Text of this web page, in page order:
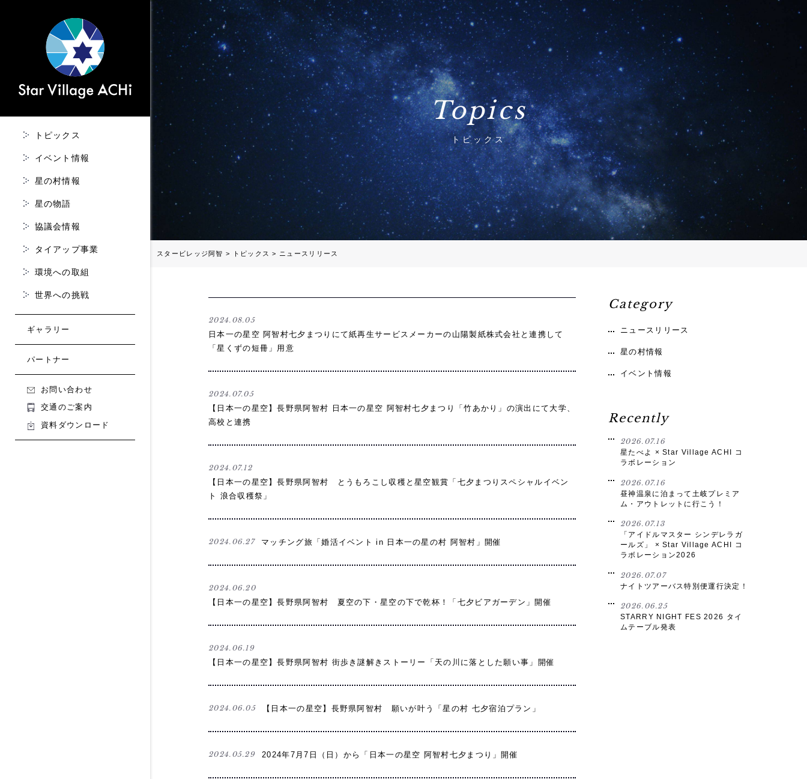
トピックス
イベント情報
星の村情報
星の物語
協議会情報
タイアップ事業
環境への取組
世界への挑戦
ギャラリー
パートナー
お問い合わせ
交通のご案内
資料ダウンロード
Topics
トピックス
スタービレッジ阿智 > トピックス > ニュースリリース
2024.08.05
日本一の星空 阿智村七夕まつりにて紙再生サービスメーカーの山陽製紙株式会社と連携して
「星くずの短冊」用意
2024.07.05
【日本一の星空】⻑野県阿智村 日本一の星空 阿智村七夕まつり「竹あかり」の演出にて大学、
高校と連携
2024.07.12
【⽇本⼀の星空】⻑野県阿智村 とうもろこし収穫と星空観賞「七夕まつりスペシャルイベン
ト 浪合収穫祭」
2024.06.27 マッチング旅「婚活イベント in 日本一の星の村 阿智村」開催
2024.06.20
【日本一の星空】長野県阿智村 夏空の下・星空の下で乾杯！「七夕ビアガーデン」開催
2024.06.19
【日本一の星空】長野県阿智村 街歩き謎解きストーリー「天の川に落とした願い事」開催
2024.06.05 【日本一の星空】長野県阿智村 願いが叶う「星の村 七夕宿泊プラン」
2024.05.29 2024年7月7日（日）から「日本一の星空 阿智村七夕まつり」開催
Category
ニュースリリース
星の村情報
イベント情報
Recently
2026.07.16
星たべよ × Star Village ACHI コ
ラボレーション
2026.07.16
昼神温泉に泊まって土岐プレミア
ム・アウトレットに行こう！
2026.07.13
「アイドルマスター シンデレラガ
ールズ」 × Star Village ACHI コ
ラボレーション2026
2026.07.07
ナイトツアーバス特別便運行決定！
2026.06.25
STARRY NIGHT FES 2026 タイ
ムテーブル発表